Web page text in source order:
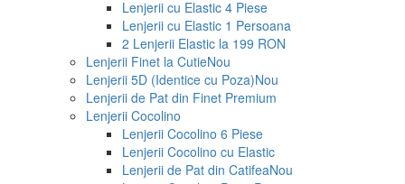
Lenjerii cu Elastic 4 Piese
Lenjerii cu Elastic 1 Persoana
2 Lenjerii Elastic la 199 RON
Lenjerii Finet la CutieNou
Lenjerii 5D (Identice cu Poza)Nou
Lenjerii de Pat din Finet Premium
Lenjerii Cocolino
Lenjerii Cocolino 6 Piese
Lenjerii Cocolino cu Elastic
Lenjerii de Pat din CatifeaNou